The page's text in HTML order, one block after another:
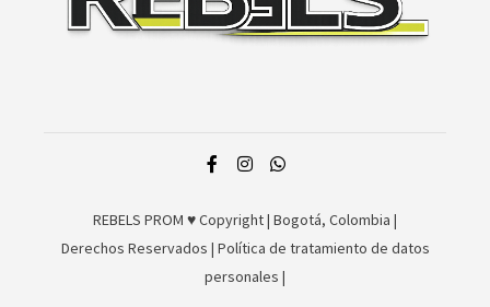
REBELS PROM ♥Copyright | Bogotá, Colombia |
Derechos Reservados | Política de tratamiento de datos
personales |